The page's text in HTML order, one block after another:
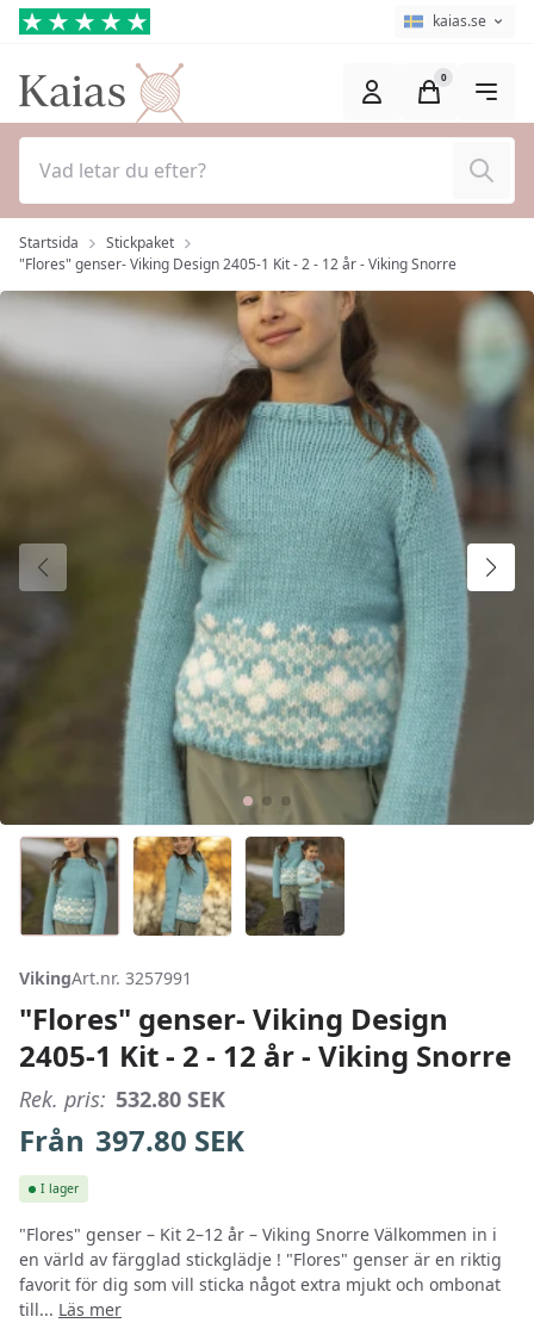
Hoppa till huvudinnehåll (Tryck på Enter) Språkväljare
Aktuellt språk
kaias.se
Sök
0
Startsida
Stickpaket
"Flores" genser- Viking Design 2405-1 Kit - 2 - 12 år - Viking Snorre
VikingArt.nr. 3257991
"Flores" genser- Viking Design
2405-1 Kit - 2 - 12 år - Viking Snorre
Rek. pris: 532.80SEK
Från 397.80 SEK
I lager
"Flores" genser – Kit 2–12 år – Viking Snorre Välkommen in i
en värld av färgglad stickglädje ! "Flores" genser är en riktig
favorit för dig som vill sticka något extra mjukt och ombonat
till... Läs mer